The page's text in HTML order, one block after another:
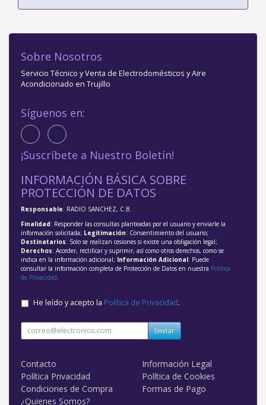
Sobre Nosotros
Servicio Técnico y Venta de Electrodomésticos y Aire
Acondicionado en Trujillo
Síguenos en:
¡Suscríbete a Nuestro Boletín!
INFORMACIÓN BÁSICA SOBRE
PROTECCIÓN DE DATOS
Responsable: RADIO SANCHEZ, C.B.
Finalidad: Responder las consultas planteadas por el usuario y enviarle la
información solicitada; Legitimación: Consentimiento del usuario;
Destinatarios: Solo se realizan cesiones si existe una obligación legal;
Derechos: Acceder, rectificar y suprimir, así como otros derechos, como se
indica en la información adicional; Información Adicional: Puede
consultar la información completa de Protección de Datos en nuestra Política
de Privacidad
He leído y acepto la Política de Privacidad.
Enviar
Contacto
Información Legal
Política Privacidad
Política de Cookies
Condiciones de Compra
Formas de Pago
¿Quienes Somos?